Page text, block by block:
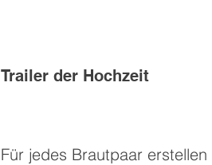
Trailer der Hochzeit
Für jedes Brautpaar erstellen